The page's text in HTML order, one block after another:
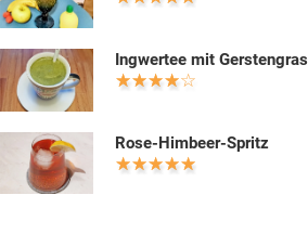
Ingwertee mit Gerstengras
Rose-Himbeer-Spritz